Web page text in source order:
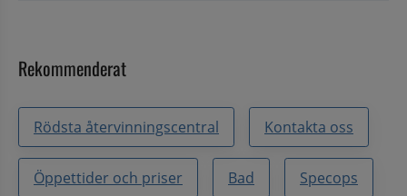
Rekommenderat
Rödsta återvinningscentral Kontakta oss
Öppettider och priser Bad Specops